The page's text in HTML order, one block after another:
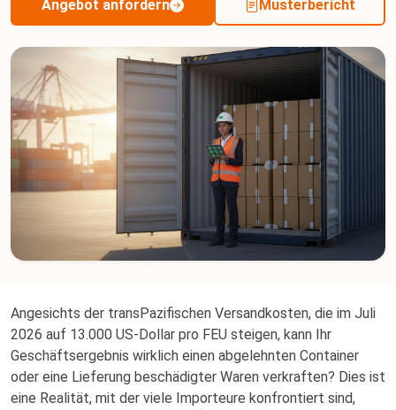
Angebot anfordern Musterbericht
Angesichts der transPazifischen Versandkosten, die im Juli
2026 auf 13.000 US-Dollar pro FEU steigen, kann Ihr
Geschäftsergebnis wirklich einen abgelehnten Container
oder eine Lieferung beschädigter Waren verkraften? Dies ist
eine Realität, mit der viele Importeure konfrontiert sind,